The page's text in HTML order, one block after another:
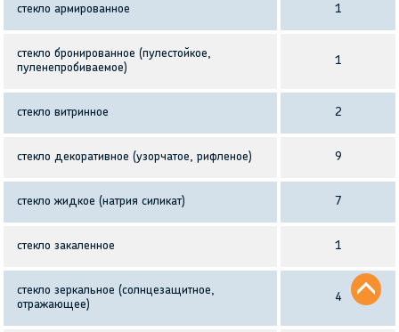
стекло армированное 1
стекло бронированное (пулестойкое,
пуленепробиваемое)
1
стекло витринное 2
стекло декоративное (узорчатое, рифленое) 9
стекло жидкое (натрия силикат) 7
стекло закаленное 1
стекло зеркальное (солнцезащитное,
отражающее)
4